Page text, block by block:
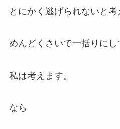
とにかく逃げられないと考
めんどくさいで一括りにし
私は考えます。
なら